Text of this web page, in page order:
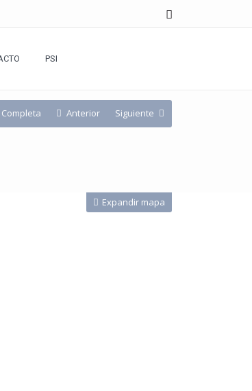
PSI
Expandir mapa
Anterior Siguiente